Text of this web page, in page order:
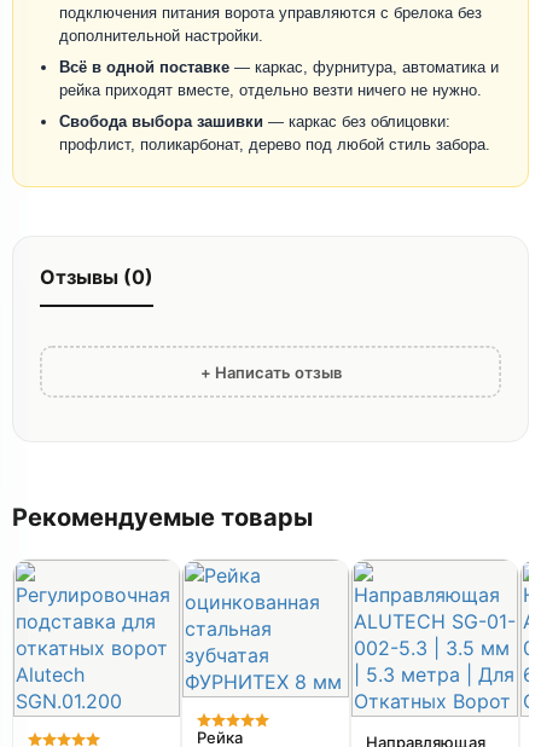
подключения питания ворота управляются с брелока без
дополнительной настройки.
Всё в одной поставке — каркас, фурнитура, автоматика и
рейка приходят вместе, отдельно везти ничего не нужно.
Свобода выбора зашивки — каркас без облицовки:
профлист, поликарбонат, дерево под любой стиль забора.
Отзывы (0)
+ Написать отзыв
Рекомендуемые товары
Рейка
Направляющая